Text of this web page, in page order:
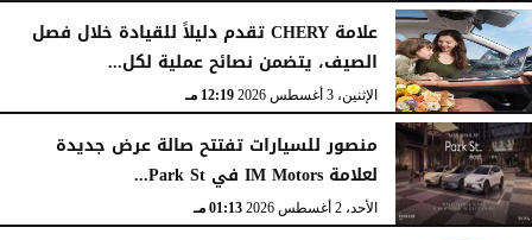
علامة CHERY تقدم دليلاً للقيادة خلال فصل
الصيف، يتضمن نصائح عملية لكل...
الإثنين، 3 أغسطس 2026 12:19 مـ
منصور للسيارات تفتتح صالة عرض جديدة
لعلامة IM Motors في Park St...
الأحد، 2 أغسطس 2026 01:13 مـ